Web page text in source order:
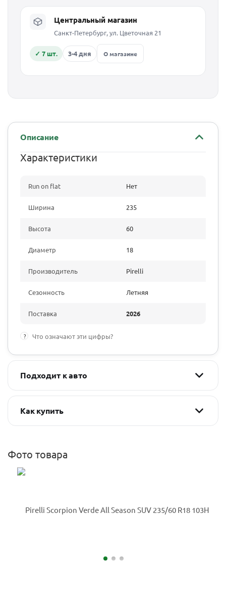
Центральный магазин
Санкт-Петербург, ул. Цветочная 21
✓ 7 шт. 3-4 дня О магазине
Описание
Характеристики
Run on flat Нет
Ширина 235
Высота 60
Диаметр 18
Производитель Pirelli
Сезонность Летняя
Поставка 2026
? Что означают эти цифры?
Подходит к авто
Как купить
Фото товара